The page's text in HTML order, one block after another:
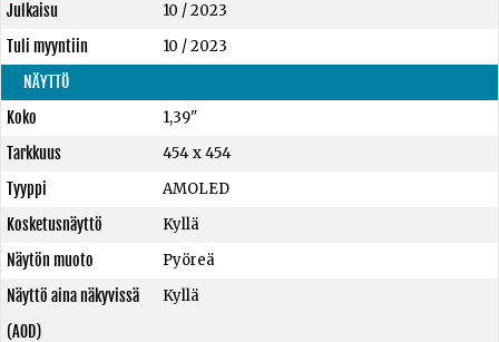
Julkaisu
10 / 2023
Tuli myyntiin
10 / 2023
NÄYTTÖ
Koko
1,39"
Tarkkuus
454 x 454
Tyyppi
AMOLED
Kosketusnäyttö
Kyllä
Näytön muoto
Pyöreä
Näyttö aina näkyvissä
(AOD)
Kyllä